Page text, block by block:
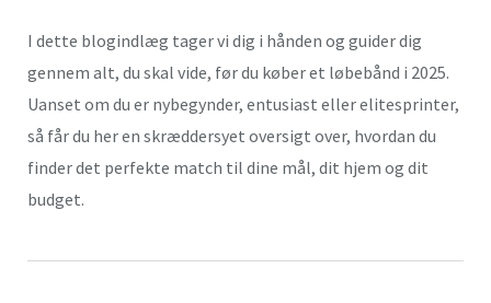
I dette blogindlæg tager vi dig i hånden og guider dig
gennem alt, du skal vide, før du køber et løbebånd i 2025.
Uanset om du er nybegynder, entusiast eller elitesprinter,
så får du her en skræddersyet oversigt over, hvordan du
finder det perfekte match til dine mål, dit hjem og dit
budget.